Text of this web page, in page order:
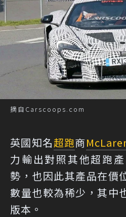
摘自Carscoops.com
英國知名超跑商
力輸出對照其他超跑
勢，也因此其產品在價
數量也較為稀少，其中
版本。